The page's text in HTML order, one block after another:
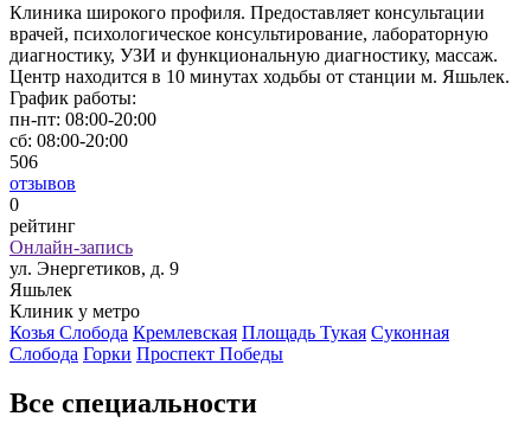
Клиника широкого профиля. Предоставляет консультации
врачей, психологическое консультирование, лабораторную
диагностику, УЗИ и функциональную диагностику, массаж.
Центр находится в 10 минутах ходьбы от станции м. Яшьлек.
График работы:
пн-пт: 08:00-20:00
сб: 08:00-20:00
506
отзывов
0
рейтинг
Онлайн-запись
ул. Энергетиков, д. 9
Яшьлек
Клиник у метро
Козья Слобода Кремлевская Площадь Тукая Суконная
Слобода Горки Проспект Победы
Все специальности